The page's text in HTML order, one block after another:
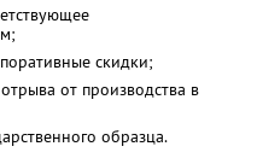
скидки;
от производства в
образца.